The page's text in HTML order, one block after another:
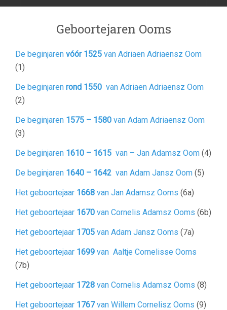
Geboortejaren Ooms
De beginjaren vóór 1525 van Adriaen Adriaensz Oom
(1)
De beginjaren rond 1550 van Adriaen Adriaensz Oom
(2)
De beginjaren 1575 – 1580 van Adam Adriaensz Oom
(3)
De beginjaren 1610 – 1615 van – Jan Adamsz Oom (4)
De beginjaren 1640 – 1642 van Adam Jansz Oom (5)
Het geboortejaar 1668 van Jan Adamsz Ooms (6a)
Het geboortejaar 1670 van Cornelis Adamsz Ooms (6b)
Het geboortejaar 1705 van Adam Jansz Ooms (7a)
Het geboortejaar 1699 van Aaltje Cornelisse Ooms
(7b)
Het geboortejaar 1728 van Cornelis Adamsz Ooms (8)
Het geboortejaar 1767van Willem Cornelisz Ooms (9)